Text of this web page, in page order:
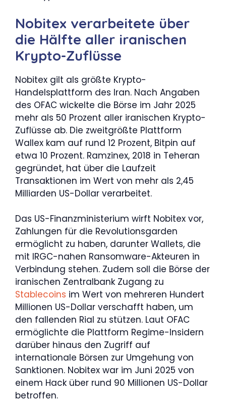
Nobitex verarbeitete über
die Hälfte aller iranischen
Krypto-Zuflüsse
Nobitex gilt als größte Krypto-
Handelsplattform des Iran. Nach Angaben
des OFAC wickelte die Börse im Jahr 2025
mehr als 50 Prozent aller iranischen Krypto-
Zuflüsse ab. Die zweitgrößte Plattform
Wallex kam auf rund 12 Prozent, Bitpin auf
etwa 10 Prozent. Ramzinex, 2018 in Teheran
gegründet, hat über die Laufzeit
Transaktionen im Wert von mehr als 2,45
Milliarden US-Dollar verarbeitet.
Das US-Finanzministerium wirft Nobitex vor,
Zahlungen für die Revolutionsgarden
ermöglicht zu haben, darunter Wallets, die
mit IRGC-nahen Ransomware-Akteuren in
Verbindung stehen. Zudem soll die Börse der
iranischen Zentralbank Zugang zu
Stablecoins im Wert von mehreren Hundert
Millionen US-Dollar verschafft haben, um
den fallenden Rial zu stützen. Laut OFAC
ermöglichte die Plattform Regime-Insidern
darüber hinaus den Zugriff auf
internationale Börsen zur Umgehung von
Sanktionen. Nobitex war im Juni 2025 von
einem Hack über rund 90 Millionen US-Dollar
betroffen.